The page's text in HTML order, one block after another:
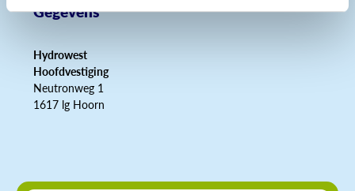
Gegevens
Hydrowest
Hoofdvestiging
Neutronweg 1
1617 lg Hoorn